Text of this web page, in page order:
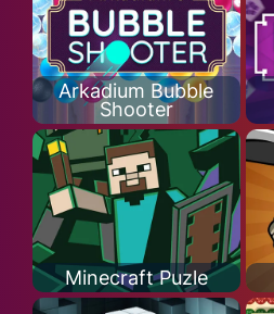
Arkadium Bubble
Shooter
Minecraft Puzle